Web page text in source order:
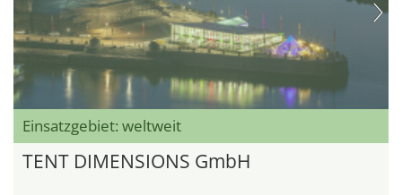
Einsatzgebiet: weltweit
TENT DIMENSIONS GmbH